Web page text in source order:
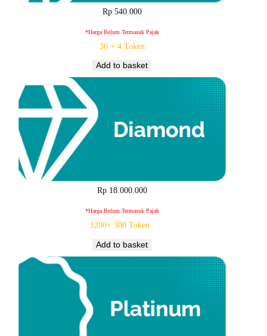
Rp540.000
*harga Belum Termasuk Pajak
36 + 4 Token
Add to basket
Rp18.000.000
*harga Belum Termasuk Pajak
1200+ 300 Token
Add to basket